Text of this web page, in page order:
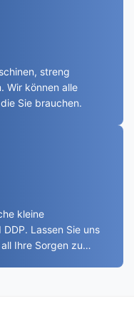
streng
Wir können alle
Sie brauchen.
kleine
Lassen Sie uns
Ihre Sorgen zu